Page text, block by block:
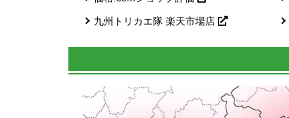
九州トリカエ隊 楽天市場店